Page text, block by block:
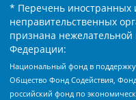
* Перечень иностранных
неправительственных
признана нежелательной
Федерации:
Национальный фонд в
Общество Фонд Содействия,
российский фонд по